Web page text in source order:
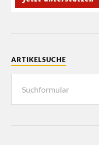
ARTIKELSUCHE